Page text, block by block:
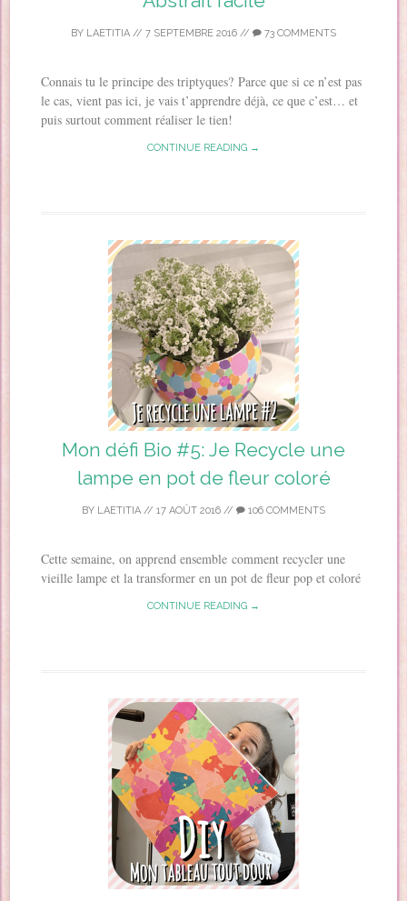
BY LAETITIA // 7 SEPTEMBRE 2016 // 73 COMMENTS
Connais tu le principe des triptyques? Parce que si ce n’est pas
le cas, vient pas ici, je vais t’apprendre déjà, ce que c’est… et
puis surtout comment réaliser le tien!
CONTINUE READING →
Mon défi Bio #5: Je Recycle une
lampe en pot de fleur coloré
BY LAETITIA // 17 AOÛT 2016 // 106 COMMENTS
Cette semaine, on apprend ensemble comment recycler une
vieille lampe et la transformer en un pot de fleur pop et coloré
CONTINUE READING →